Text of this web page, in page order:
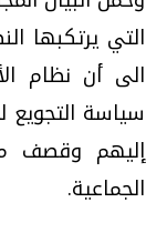
التي يرتكبها
الى أن نظام
سياسة التجويع
إليهم وقصف
الجماعية.